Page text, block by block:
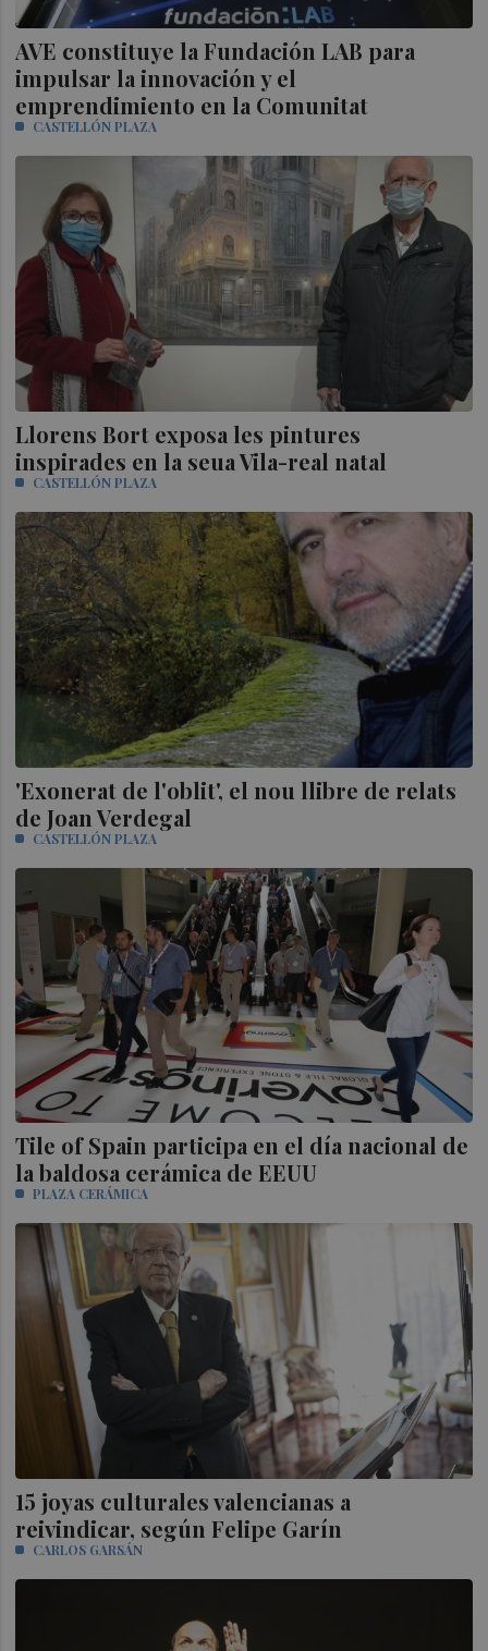
AVE constituye la Fundación LAB para
impulsar la innovación y el
emprendimiento en la Comunitat
CASTELLÓN PLAZA
Llorens Bort exposa les pintures
inspirades en la seua Vila-real natal
CASTELLÓN PLAZA
'Exonerat de l'oblit', el nou llibre de relats
de Joan Verdegal
CASTELLÓN PLAZA
Tile of Spain participa en el día nacional de
la baldosa cerámica de EEUU
PLAZA CERÁMICA
15 joyas culturales valencianas a
reivindicar, según Felipe Garín
CARLOS GARSÁN